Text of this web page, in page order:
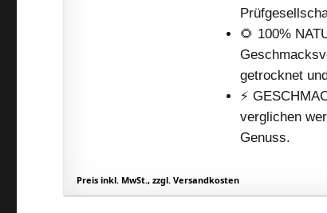
🌻 100%
getrocknet
⚡️
verglichen
Genuss.
Preis inkl. MwSt., zzgl. Versandkosten